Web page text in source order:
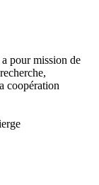
pour mission de
coopération